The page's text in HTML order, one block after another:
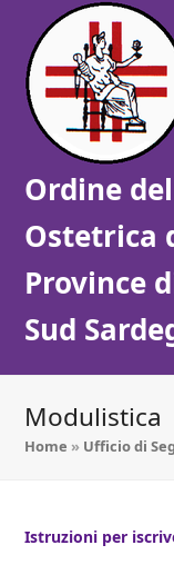
Ordine
Ostetrica
Province
Sud
Modulistica
Home » Ufficio di
Istruzioni per